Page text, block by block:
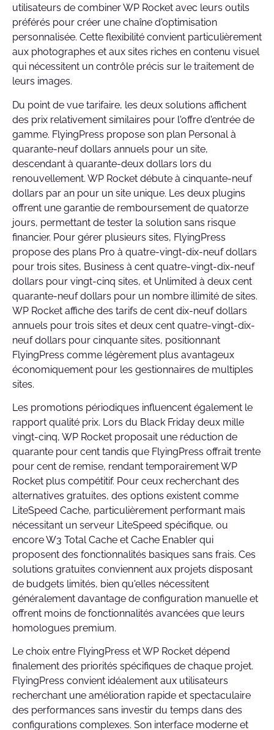
utilisateurs de combiner WP Rocket avec leurs outils
préférés pour créer une chaîne d'optimisation
personnalisée. Cette flexibilité convient particulièrement
aux photographes et aux sites riches en contenu visuel
qui nécessitent un contrôle précis sur le traitement de
leurs images.
Du point de vue tarifaire, les deux solutions affichent
des prix relativement similaires pour l'offre d'entrée de
gamme. FlyingPress propose son plan Personal à
quarante-neuf dollars annuels pour un site,
descendant à quarante-deux dollars lors du
renouvellement. WP Rocket débute à cinquante-neuf
dollars par an pour un site unique. Les deux plugins
offrent une garantie de remboursement de quatorze
jours, permettant de tester la solution sans risque
financier. Pour gérer plusieurs sites, FlyingPress
propose des plans Pro à quatre-vingt-dix-neuf dollars
pour trois sites, Business à cent quatre-vingt-dix-neuf
dollars pour vingt-cinq sites, et Unlimited à deux cent
quarante-neuf dollars pour un nombre illimité de sites.
WP Rocket affiche des tarifs de cent dix-neuf dollars
annuels pour trois sites et deux cent quatre-vingt-dix-
neuf dollars pour cinquante sites, positionnant
FlyingPress comme légèrement plus avantageux
économiquement pour les gestionnaires de multiples
sites.
Les promotions périodiques influencent également le
rapport qualité prix. Lors du Black Friday deux mille
vingt-cinq, WP Rocket proposait une réduction de
quarante pour cent tandis que FlyingPress offrait trente
pour cent de remise, rendant temporairement WP
Rocket plus compétitif. Pour ceux recherchant des
alternatives gratuites, des options existent comme
LiteSpeed Cache, particulièrement performant mais
nécessitant un serveur LiteSpeed spécifique, ou
encore W3 Total Cache et Cache Enabler qui
proposent des fonctionnalités basiques sans frais. Ces
solutions gratuites conviennent aux projets disposant
de budgets limités, bien qu'elles nécessitent
généralement davantage de configuration manuelle et
offrent moins de fonctionnalités avancées que leurs
homologues premium.
Le choix entre FlyingPress et WP Rocket dépend
finalement des priorités spécifiques de chaque projet.
FlyingPress convient idéalement aux utilisateurs
recherchant une amélioration rapide et spectaculaire
des performances sans investir du temps dans des
configurations complexes. Son interface moderne et